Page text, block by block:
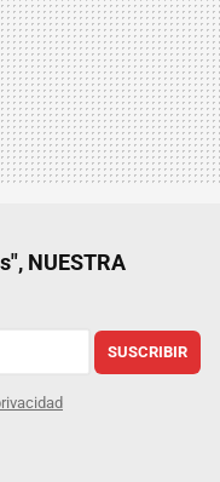
NUESTRA
SUSCRIBIR